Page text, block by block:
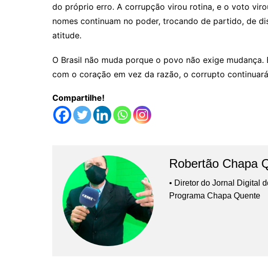
do próprio erro. A corrupção virou rotina, e o voto
nomes continuam no poder, trocando de partido, de
atitude.
O Brasil não muda porque o povo não exige
com o coração em vez da razão, o corrupto
Compartilhe!
Robertão Chapa
• Diretor do Jornal Digital
Programa Chapa Quente